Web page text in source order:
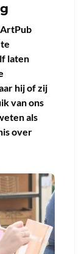
laten
hij of zij
van ons
als
over